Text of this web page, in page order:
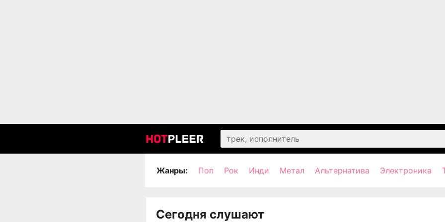
Жанры: Поп Рок Инди Метал Альтернатива Электроника
Сегодня слушают